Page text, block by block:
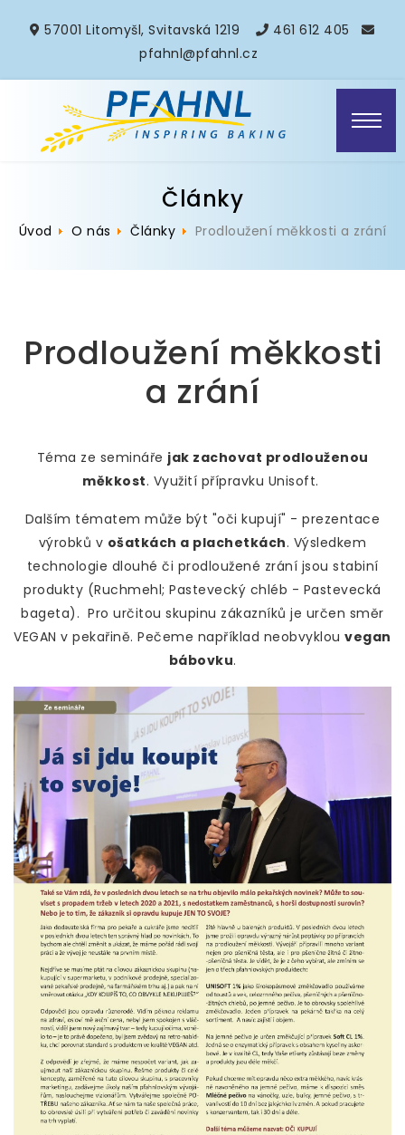
57001 Litomyšl, Svitavská 1219
461 612 405
pfahnl@pfahnl.cz
Články
Úvod O nás Články Prodloužení měkkosti a zrání
Prodloužení měkkosti
a zrání
Téma ze semináře jak zachovat prodlouženou
měkkost. Využití přípravku Unisoft.
Dalším tématem může být "oči kupují" - prezentace
výrobků v ošatkách a plachetkách. Výsledkem
technologie dlouhé či prodloužené zrání jsou stabiní
produkty (Ruchmehl; Pastevecký chléb - Pastevecká
bageta). Pro určitou skupinu zákazníků je určen směr
VEGAN v pekařině. Pečeme například neobvyklouvegan
bábovku.